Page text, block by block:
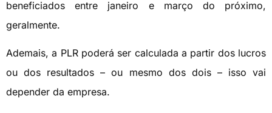
beneficiados entre janeiro e março do próximo,
geralmente.
Ademais, a PLR poderá ser calculada a partir dos lucros
ou dos resultados – ou mesmo dos dois – isso vai
depender da empresa.